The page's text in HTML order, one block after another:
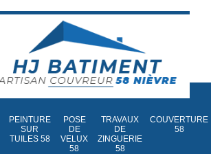
PEINTURE
SUR
TUILES 58
POSE
DE
VELUX
58
TRAVAUX
DE
ZINGUERIE
58
COUVERTURE
58